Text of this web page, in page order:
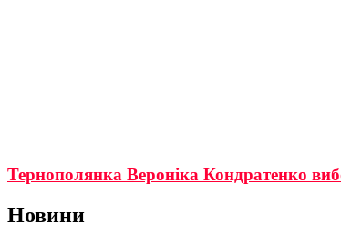
Тернополянка Вероніка Кондратенко
Новини